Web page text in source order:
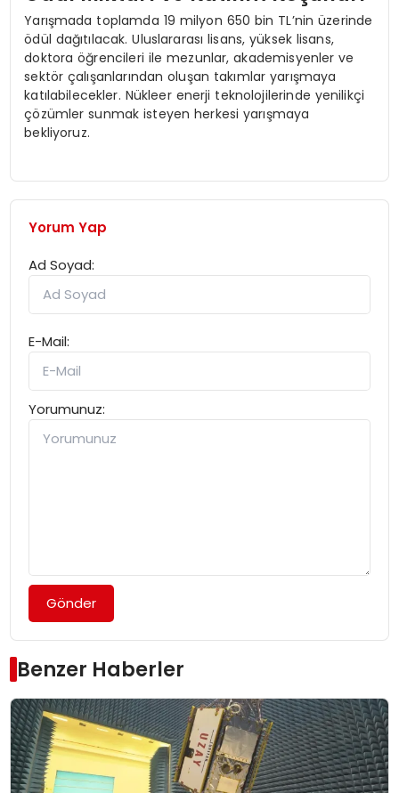
Yarışmada toplamda 19 milyon 650 bin TL’nin üzerinde
ödül dağıtılacak. Uluslararası lisans, yüksek lisans,
doktora öğrencileri ile mezunlar, akademisyenler ve
sektör çalışanlarından oluşan takımlar yarışmaya
katılabilecekler. Nükleer enerji teknolojilerinde yenilikçi
çözümler sunmak isteyen herkesi yarışmaya
bekliyoruz.
Yorum Yap
Ad Soyad:
E-Mail:
Yorumunuz:
Gönder
Benzer Haberler